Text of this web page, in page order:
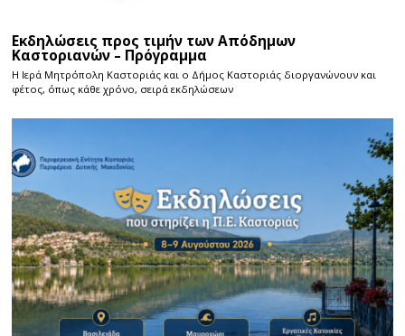
Εκδηλώσεις προς τιμήν των Απόδημων
Καστοριανών – Πρόγραμμα
Η Ιερά Μητρόπολη Καστοριάς και ο Δήμος Καστοριάς διοργανώνουν και
φέτος, όπως κάθε χρόνο, σειρά εκδηλώσεων